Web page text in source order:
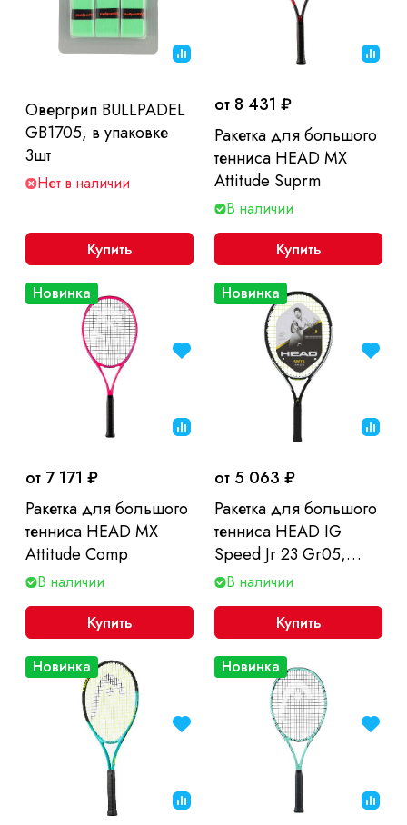
Овергрип BULLPADEL
GB1705, в упаковке
3шт
Нет в наличии
Купить
от 8 431 ₽
Ракетка для большого
тенниса HEAD MX
Attitude Suprm
В наличии
Купить
Новинка
от 7 171 ₽
Ракетка для большого
тенниса HEAD MX
Attitude Comp
В наличии
Купить
Новинка
от 5 063 ₽
Ракетка для большого
тенниса HEAD IG
Speed Jr 23 Gr05,
детская, 6-8 лет
В наличии
Купить
Новинка Новинка